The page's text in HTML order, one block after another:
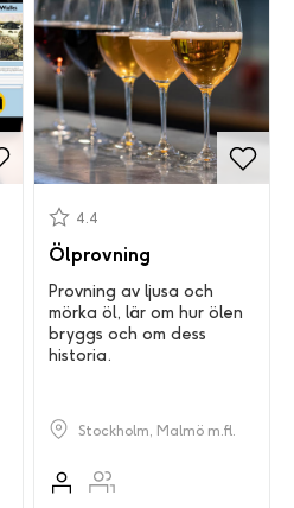
Ölprovning
4.4
Provning av ljusa och
mörka öl, lär om hur ölen
bryggs och om dess
historia.
Stockholm, Malmö m.fl.